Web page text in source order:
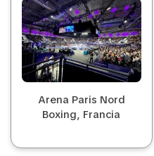
Arena Paris Nord
Boxing, Francia